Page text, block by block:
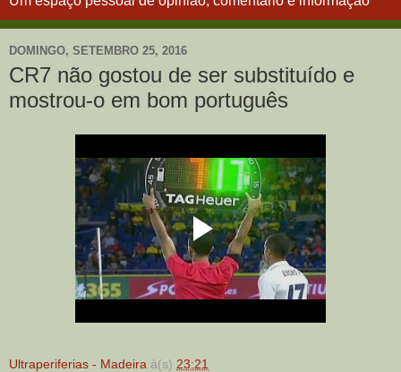
DOMINGO, SETEMBRO 25, 2016
CR7 não gostou de ser substituído e
mostrou-o em bom português
Ultraperiferias - Madeira à(s) 23:21